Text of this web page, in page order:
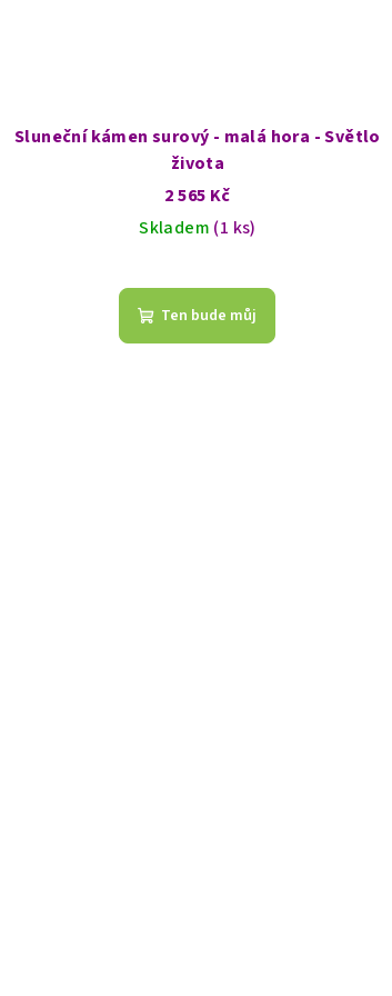
Sluneční kámen surový - malá hora - Světlo
života
2 565 Kč
Skladem (1 ks)
Ten bude můj